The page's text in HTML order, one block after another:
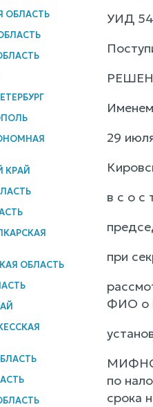
ОБЛАСТЬ
КРАЙ
ОБЛАСТЬ
УИД
29
в с о с
при
ФИО о
МИФНС
по
срока